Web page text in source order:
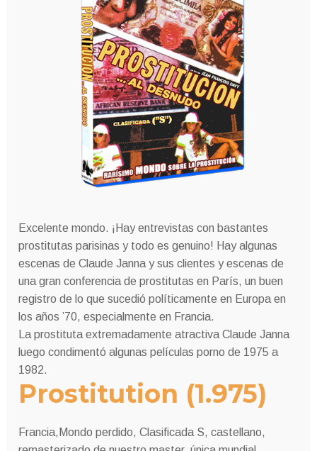
Excelente mondo. ¡Hay entrevistas con bastantes
prostitutas parisinas y todo es genuino! Hay algunas
escenas de Claude Janna y sus clientes y escenas de
una gran conferencia de prostitutas en París, un buen
registro de lo que sucedió políticamente en Europa en
los años ’70, especialmente en Francia.
La prostituta extremadamente atractiva Claude Janna
luego condimentó algunas películas porno de 1975 a
1982.
Prostitution (1.975)
Francia,Mondo perdido, Clasificada S, castellano,